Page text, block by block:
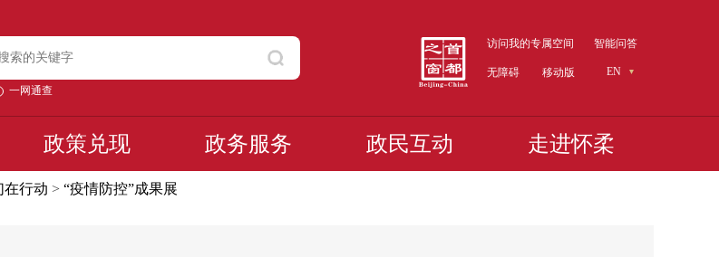
一网通查
访问我的专属空间 智能问答
无障碍 移动版 EN
政策兑现 政务服务 政民互动 走进怀柔
在行动 > “疫情防控”成果展